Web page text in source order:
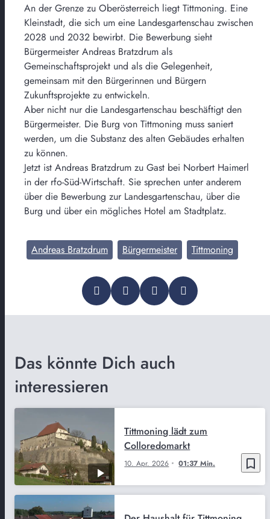
An der Grenze zu Oberösterreich liegt Tittmoning. Eine
Kleinstadt, die sich um eine Landesgartenschau zwischen
2028 und 2032 bewirbt. Die Bewerbung sieht
Bürgermeister Andreas Bratzdrum als
Gemeinschaftsprojekt und als die Gelegenheit,
gemeinsam mit den Bürgerinnen und Bürgern
Zukunftsprojekte zu entwickeln.
Aber nicht nur die Landesgartenschau beschäftigt den
Bürgermeister. Die Burg von Tittmoning muss saniert
werden, um die Substanz des alten Gebäudes erhalten
zu können.
Jetzt ist Andreas Bratzdrum zu Gast bei Norbert Haimerl
in der rfo-Süd-Wirtschaft. Sie sprechen unter anderem
über die Bewerbung zur Landesgartenschau, über die
Burg und über ein mögliches Hotel am Stadtplatz.
Andreas Bratzdrum Bürgermeister Tittmoning
Das könnte Dich auch
interessieren
bookmark_border
10. Apr. 2026 01:37 Min.
Tittmoning lädt zum
Colloredomarkt